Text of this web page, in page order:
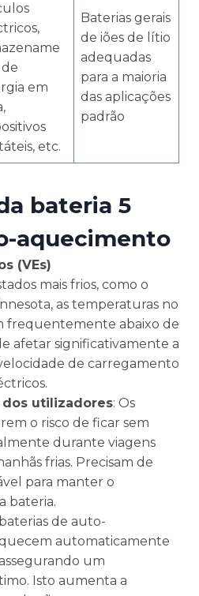
em
etc.
Baterias gerais
de iões de lítio
adequadas
para a maioria
das aplicações
padrão
bateria 5
aquecimento
(VEs)
mais frios, como o
as temperaturas no
frequentemente abaixo de
afetar significativamente a
de carregamento
dos utilizadores: Os
o risco de ficar sem
durante viagens
frias. Precisam de
para manter o
bateria.
baterias de auto-
automaticamente
um
Isto aumenta a